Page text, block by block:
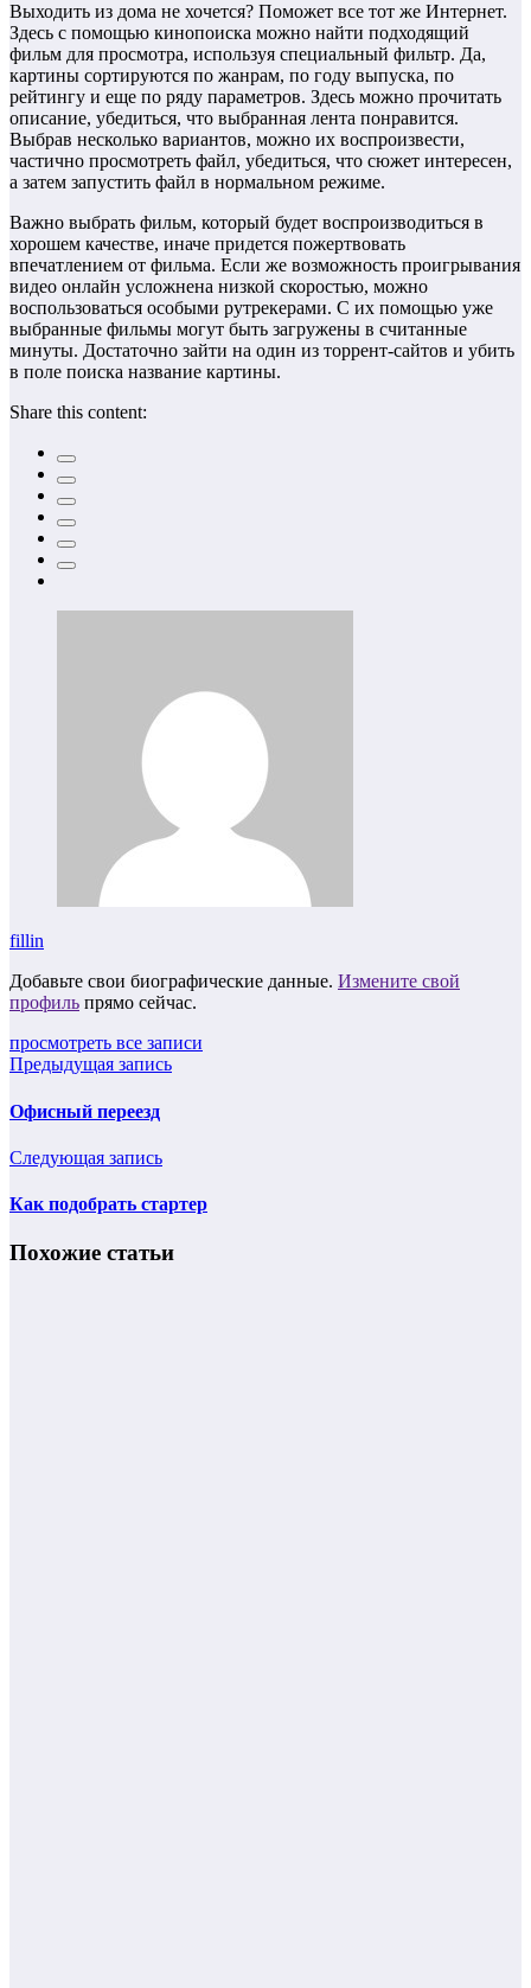
Выходить из дома не хочется? Поможет все тот же Интернет.
Здесь с помощью кинопоиска можно найти подходящий
фильм для просмотра, используя специальный фильтр. Да,
картины сортируются по жанрам, по году выпуска, по
рейтингу и еще по ряду параметров. Здесь можно прочитать
описание, убедиться, что выбранная лента понравится.
Выбрав несколько вариантов, можно их воспроизвести,
частично просмотреть файл, убедиться, что сюжет интересен,
а затем запустить файл в нормальном режиме.
Важно выбрать фильм, который будет воспроизводиться в
хорошем качестве, иначе придется пожертвовать
впечатлением от фильма. Если же возможность проигрывания
видео онлайн усложнена низкой скоростью, можно
воспользоваться особыми рутрекерами. С их помощью уже
выбранные фильмы могут быть загружены в считанные
минуты. Достаточно зайти на один из торрент-сайтов и убить
в поле поиска название картины.
Share this content:
fillin
Добавьте свои биографические данные. Измените свой
профиль прямо сейчас.
просмотреть все записи
Предыдущая запись
Офисный переезд
Следующая запись
Как подобрать стартер
Похожие статьи